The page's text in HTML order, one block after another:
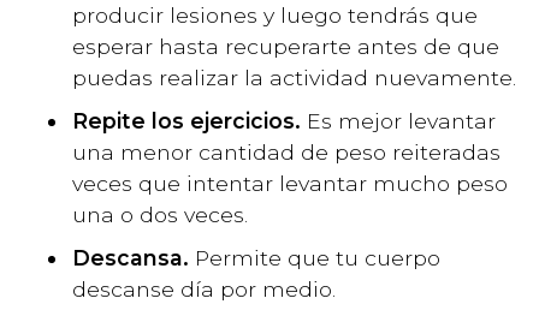
producir lesiones y luego tendrás que
esperar hasta recuperarte antes de que
puedas realizar la actividad nuevamente.
Repite los ejercicios. Es mejor levantar
una menor cantidad de peso reiteradas
veces que intentar levantar mucho peso
una o dos veces.
Descansa. Permite que tu cuerpo
descanse día por medio.